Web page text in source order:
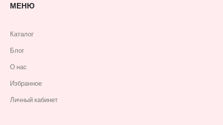
МЕНЮ
Каталог
Блог
О нас
Избранное
Личный кабинет